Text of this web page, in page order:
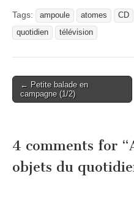
Tags: ampoule atomes CD
quotidien
télévision
Post
navigation
← Petite balade en
campagne (1/2)
4 comments for “
objets du